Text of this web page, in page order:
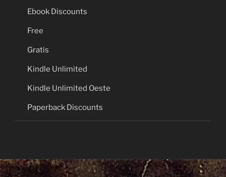
Ebook Discounts
Free
Gratis
Kindle Unlimited
Kindle Unlimited Oeste
Paperback Discounts